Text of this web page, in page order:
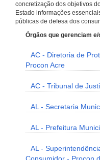
concretização dos objetivos
Estado informações
públicas de defesa dos
Órgãos que gerenciam
AC - Diretoria de
Procon Acre
AC - Tribunal de
AL - Secretaria
AL - Prefeitura
AL -